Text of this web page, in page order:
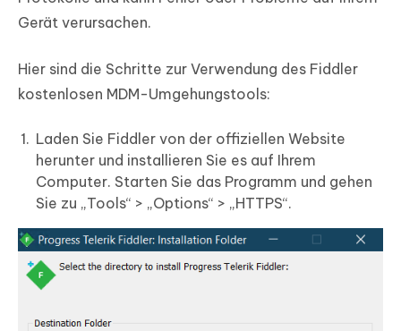
Gerät verursachen.
Hier sind die Schritte zur Verwendung des Fiddler
kostenlosen MDM-Umgehungstools:
Laden Sie Fiddler von der offiziellen Website
herunter und installieren Sie es auf Ihrem
Computer. Starten Sie das Programm und gehen
Sie zu „Tools“ > „Options“ > „HTTPS“.